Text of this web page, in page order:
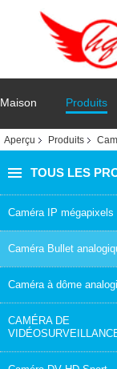
Maison Produits
Aperçu Produits
TOUS LES
Caméra IP mégapixels
Caméra Bullet
Caméra à dôme
CAMÉRA DE